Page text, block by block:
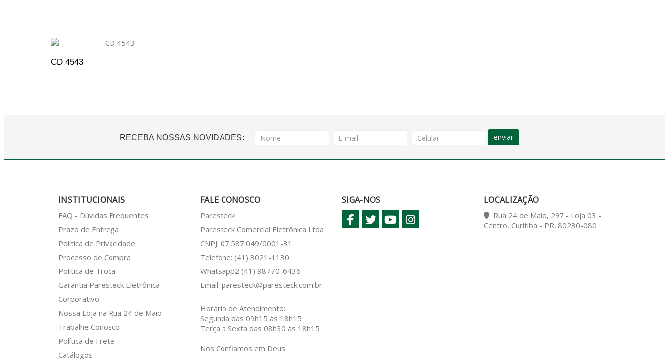
CD 4543
RECEBA NOSSAS NOVIDADES: enviar
INSTITUCIONAIS
FAQ - Dúvidas Frequentes
Prazo de Entrega
Política de Privacidade
Processo de Compra
Política de Troca
Garantia Paresteck Eletrônica
Corporativo
Nossa Loja na Rua 24 de Maio
Trabalhe Conosco
Política de Frete
Catálogos
FALE CONOSCO
Paresteck
Paresteck Comercial Eletrônica Ltda
CNPJ: 07.587.049/0001-31
Telefone: (41) 3021-1130
Whatsapp2 (41) 98770-6436
Email: paresteck@paresteck.com.br
Horário de Atendimento:
Segunda das 09h15 às 18h15
Terça a Sexta das 08h30 às 18h15
Nós Confiamos em Deus
SIGA-NOS LOCALIZAÇÃO
Rua 24 de Maio, 297 - Loja 03 -
Centro, Curitiba - PR, 80230-080